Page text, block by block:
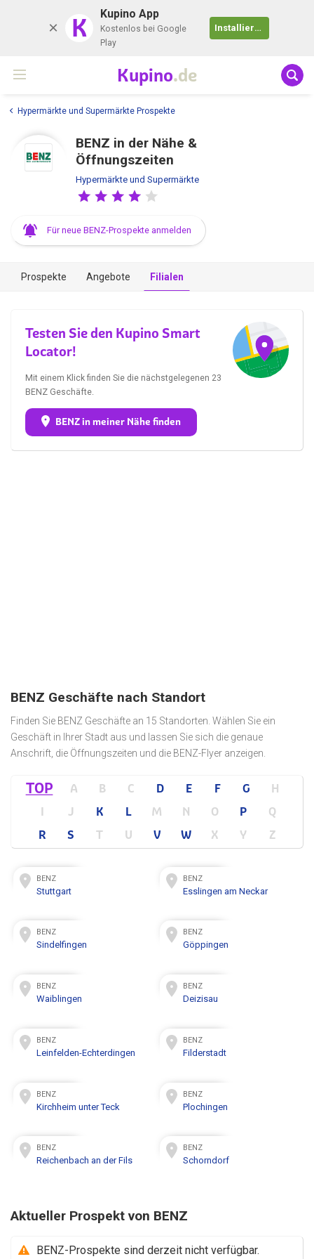
K Kupino App
Kostenlos bei Google
Play
Installieren
Kupino.de
Hypermärkte und Supermärkte Prospekte
BENZ in der Nähe &
Öffnungszeiten
Hypermärkte und Supermärkte
Für neue BENZ-Prospekte anmelden
Prospekte Angebote Filialen
Testen Sie den Kupino Smart
Locator!
Mit einem Klick finden Sie die nächstgelegenen 23
BENZ Geschäfte.
BENZ in meiner Nähe finden
BENZ Geschäfte nach Standort
Finden Sie BENZ Geschäfte an 15 Standorten. Wählen Sie ein
Geschäft in Ihrer Stadt aus und lassen Sie sich die genaue
Anschrift, die Öffnungszeiten und die BENZ-Flyer anzeigen.
TOP A B C D E F G
H
I
J K L M N O P
Q
R
S T U V W X Y Z
BENZ
Stuttgart
BENZ
Esslingen am Neckar
BENZ
Sindelfingen
BENZ
Göppingen
BENZ
Waiblingen
BENZ
Deizisau
BENZ
Leinfelden-Echterdingen
BENZ
Filderstadt
BENZ
Kirchheim unter Teck
BENZ
Plochingen
BENZ
Reichenbach an der Fils
BENZ
Schorndorf
Aktueller Prospekt von BENZ
BENZ-Prospekte sind derzeit nicht verfügbar.